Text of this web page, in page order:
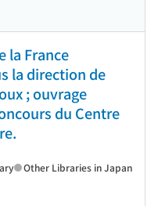
la France
la direction de
; ouvrage
du Centre
Other Libraries in Japan